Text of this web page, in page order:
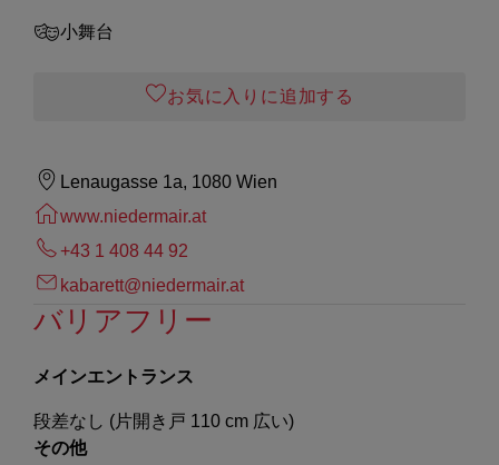
小舞台
お気に入りに追加する
Lenaugasse 1a, 1080 Wien
www.niedermair.at
+43 1 408 44 92
kabarett@niedermair.at
バリアフリー
メインエントランス
段差なし (片開き戸 110 cm 広い)
その他